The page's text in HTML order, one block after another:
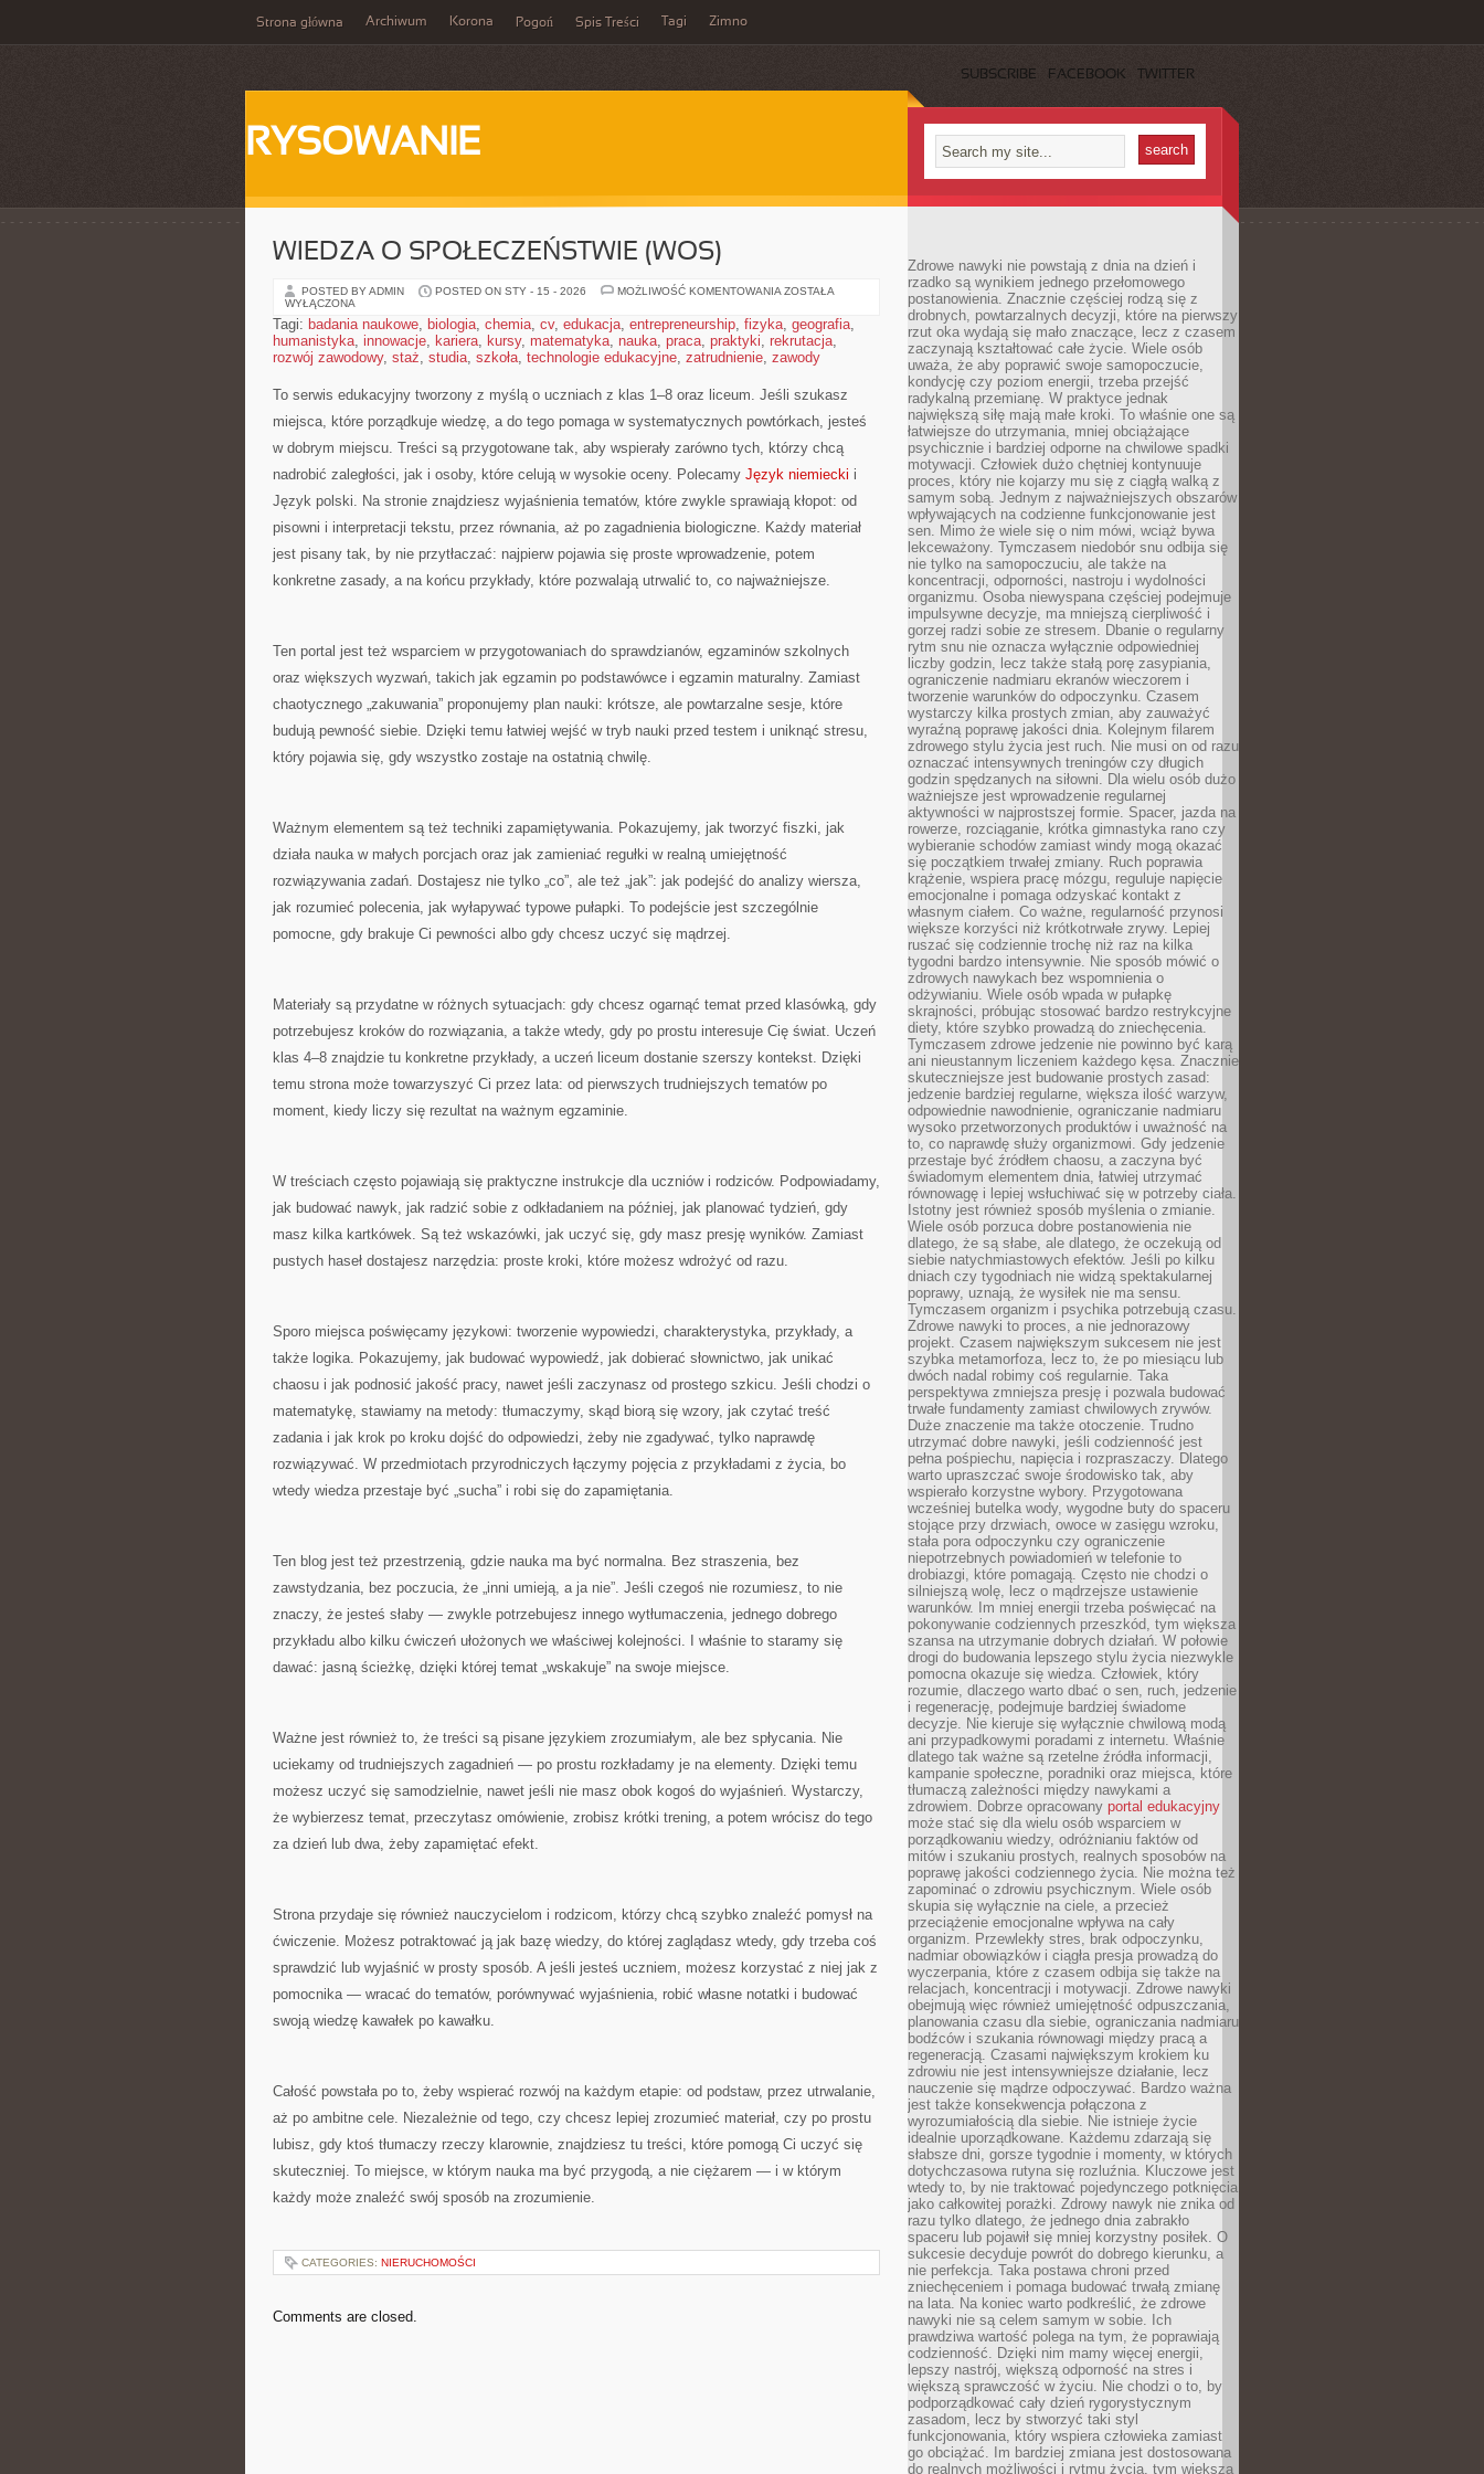
Strona główna Archiwum Korona Pogoń Spis Treści Tagi Zimno
SUBSCRIBE FACEBOOK TWITTER
RYSOWANIE
WIEDZA O SPOŁECZEŃSTWIE (WOS)
POSTED BY ADMIN POSTED ON STY - 15 - 2026 MOŻLIWOŚĆ KOMENTOWANIA WIEDZA
(WOS)
ZOSTAŁA
WYŁĄCZONA
Tagi: badania naukowe, biologia, chemia, cv, edukacja, entrepreneurship, fizyka, geografia,
humanistyka, innowacje, kariera, kursy, matematyka, nauka, praca, praktyki, rekrutacja,
rozwój zawodowy, staż, studia, szkoła, technologie edukacyjne, zatrudnienie, zawody
To serwis edukacyjny tworzony z myślą o uczniach z klas 1–8 oraz liceum. Jeśli szukasz
miejsca, które porządkuje wiedzę, a do tego pomaga w systematycznych powtórkach, jesteś
w dobrym miejscu. Treści są przygotowane tak, aby wspierały zarówno tych, którzy chcą
nadrobić zaległości, jak i osoby, które celują w wysokie oceny. Polecamy Język niemiecki i
Język polski. Na stronie znajdziesz wyjaśnienia tematów, które zwykle sprawiają kłopot: od
pisowni i interpretacji tekstu, przez równania, aż po zagadnienia biologiczne. Każdy materiał
jest pisany tak, by nie przytłaczać: najpierw pojawia się proste wprowadzenie, potem
konkretne zasady, a na końcu przykłady, które pozwalają utrwalić to, co najważniejsze.
Ten portal jest też wsparciem w przygotowaniach do sprawdzianów, egzaminów szkolnych
oraz większych wyzwań, takich jak egzamin po podstawówce i egzamin maturalny. Zamiast
chaotycznego „zakuwania” proponujemy plan nauki: krótsze, ale powtarzalne sesje, które
budują pewność siebie. Dzięki temu łatwiej wejść w tryb nauki przed testem i uniknąć stresu,
który pojawia się, gdy wszystko zostaje na ostatnią chwilę.
Ważnym elementem są też techniki zapamiętywania. Pokazujemy, jak tworzyć fiszki, jak
działa nauka w małych porcjach oraz jak zamieniać regułki w realną umiejętność
rozwiązywania zadań. Dostajesz nie tylko „co”, ale też „jak”: jak podejść do analizy wiersza,
jak rozumieć polecenia, jak wyłapywać typowe pułapki. To podejście jest szczególnie
pomocne, gdy brakuje Ci pewności albo gdy chcesz uczyć się mądrzej.
Materiały są przydatne w różnych sytuacjach: gdy chcesz ogarnąć temat przed klasówką, gdy
potrzebujesz kroków do rozwiązania, a także wtedy, gdy po prostu interesuje Cię świat. Uczeń
klas 4–8 znajdzie tu konkretne przykłady, a uczeń liceum dostanie szerszy kontekst. Dzięki
temu strona może towarzyszyć Ci przez lata: od pierwszych trudniejszych tematów po
moment, kiedy liczy się rezultat na ważnym egzaminie.
W treściach często pojawiają się praktyczne instrukcje dla uczniów i rodziców. Podpowiadamy,
jak budować nawyk, jak radzić sobie z odkładaniem na później, jak planować tydzień, gdy
masz kilka kartkówek. Są też wskazówki, jak uczyć się, gdy masz presję wyników. Zamiast
pustych haseł dostajesz narzędzia: proste kroki, które możesz wdrożyć od razu.
Sporo miejsca poświęcamy językowi: tworzenie wypowiedzi, charakterystyka, przykłady, a
także logika. Pokazujemy, jak budować wypowiedź, jak dobierać słownictwo, jak unikać
chaosu i jak podnosić jakość pracy, nawet jeśli zaczynasz od prostego szkicu. Jeśli chodzi o
matematykę, stawiamy na metody: tłumaczymy, skąd biorą się wzory, jak czytać treść
zadania i jak krok po kroku dojść do odpowiedzi, żeby nie zgadywać, tylko naprawdę
rozwiązywać. W przedmiotach przyrodniczych łączymy pojęcia z przykładami z życia, bo
wtedy wiedza przestaje być „sucha” i robi się do zapamiętania.
Ten blog jest też przestrzenią, gdzie nauka ma być normalna. Bez straszenia, bez
zawstydzania, bez poczucia, że „inni umieją, a ja nie”. Jeśli czegoś nie rozumiesz, to nie
znaczy, że jesteś słaby — zwykle potrzebujesz innego wytłumaczenia, jednego dobrego
przykładu albo kilku ćwiczeń ułożonych we właściwej kolejności. I właśnie to staramy się
dawać: jasną ścieżkę, dzięki której temat „wskakuje” na swoje miejsce.
Ważne jest również to, że treści są pisane językiem zrozumiałym, ale bez spłycania. Nie
uciekamy od trudniejszych zagadnień — po prostu rozkładamy je na elementy. Dzięki temu
możesz uczyć się samodzielnie, nawet jeśli nie masz obok kogoś do wyjaśnień. Wystarczy,
że wybierzesz temat, przeczytasz omówienie, zrobisz krótki trening, a potem wrócisz do tego
za dzień lub dwa, żeby zapamiętać efekt.
Strona przydaje się również nauczycielom i rodzicom, którzy chcą szybko znaleźć pomysł na
ćwiczenie. Możesz potraktować ją jak bazę wiedzy, do której zaglądasz wtedy, gdy trzeba coś
sprawdzić lub wyjaśnić w prosty sposób. A jeśli jesteś uczniem, możesz korzystać z niej jak z
pomocnika — wracać do tematów, porównywać wyjaśnienia, robić własne notatki i budować
swoją wiedzę kawałek po kawałku.
Całość powstała po to, żeby wspierać rozwój na każdym etapie: od podstaw, przez utrwalanie,
aż po ambitne cele. Niezależnie od tego, czy chcesz lepiej zrozumieć materiał, czy po prostu
lubisz, gdy ktoś tłumaczy rzeczy klarownie, znajdziesz tu treści, które pomogą Ci uczyć się
skuteczniej. To miejsce, w którym nauka ma być przygodą, a nie ciężarem — i w którym
każdy może znaleźć swój sposób na zrozumienie.
CATEGORIES: NIERUCHOMOŚCI
Comments are closed.
Zdrowe nawyki nie powstają z dnia na dzień i
rzadko są wynikiem jednego przełomowego
postanowienia. Znacznie częściej rodzą się z
drobnych, powtarzalnych decyzji, które na pierwszy
rzut oka wydają się mało znaczące, lecz z czasem
zaczynają kształtować całe życie. Wiele osób
uważa, że aby poprawić swoje samopoczucie,
kondycję czy poziom energii, trzeba przejść
radykalną przemianę. W praktyce jednak
największą siłę mają małe kroki. To właśnie one są
łatwiejsze do utrzymania, mniej obciążające
psychicznie i bardziej odporne na chwilowe spadki
motywacji. Człowiek dużo chętniej kontynuuje
proces, który nie kojarzy mu się z ciągłą walką z
samym sobą. Jednym z najważniejszych obszarów
wpływających na codzienne funkcjonowanie jest
sen. Mimo że wiele się o nim mówi, wciąż bywa
lekceważony. Tymczasem niedobór snu odbija się
nie tylko na samopoczuciu, ale także na
koncentracji, odporności, nastroju i wydolności
organizmu. Osoba niewyspana częściej podejmuje
impulsywne decyzje, ma mniejszą cierpliwość i
gorzej radzi sobie ze stresem. Dbanie o regularny
rytm snu nie oznacza wyłącznie odpowiedniej
liczby godzin, lecz także stałą porę zasypiania,
ograniczenie nadmiaru ekranów wieczorem i
tworzenie warunków do odpoczynku. Czasem
wystarczy kilka prostych zmian, aby zauważyć
wyraźną poprawę jakości dnia. Kolejnym filarem
zdrowego stylu życia jest ruch. Nie musi on od razu
oznaczać intensywnych treningów czy długich
godzin spędzanych na siłowni. Dla wielu osób dużo
ważniejsze jest wprowadzenie regularnej
aktywności w najprostszej formie. Spacer, jazda na
rowerze, rozciąganie, krótka gimnastyka rano czy
wybieranie schodów zamiast windy mogą okazać
się początkiem trwałej zmiany. Ruch poprawia
krążenie, wspiera pracę mózgu, reguluje napięcie
emocjonalne i pomaga odzyskać kontakt z
własnym ciałem. Co ważne, regularność przynosi
większe korzyści niż krótkotrwałe zrywy. Lepiej
ruszać się codziennie trochę niż raz na kilka
tygodni bardzo intensywnie. Nie sposób mówić o
zdrowych nawykach bez wspomnienia o
odżywianiu. Wiele osób wpada w pułapkę
skrajności, próbując stosować bardzo restrykcyjne
diety, które szybko prowadzą do zniechęcenia.
Tymczasem zdrowe jedzenie nie powinno być karą
ani nieustannym liczeniem każdego kęsa. Znacznie
skuteczniejsze jest budowanie prostych zasad:
jedzenie bardziej regularne, większa ilość warzyw,
odpowiednie nawodnienie, ograniczanie nadmiaru
wysoko przetworzonych produktów i uważność na
to, co naprawdę służy organizmowi. Gdy jedzenie
przestaje być źródłem chaosu, a zaczyna być
świadomym elementem dnia, łatwiej utrzymać
równowagę i lepiej wsłuchiwać się w potrzeby ciała.
Istotny jest również sposób myślenia o zmianie.
Wiele osób porzuca dobre postanowienia nie
dlatego, że są słabe, ale dlatego, że oczekują od
siebie natychmiastowych efektów. Jeśli po kilku
dniach czy tygodniach nie widzą spektakularnej
poprawy, uznają, że wysiłek nie ma sensu.
Tymczasem organizm i psychika potrzebują czasu.
Zdrowe nawyki to proces, a nie jednorazowy
projekt. Czasem największym sukcesem nie jest
szybka metamorfoza, lecz to, że po miesiącu lub
dwóch nadal robimy coś regularnie. Taka
perspektywa zmniejsza presję i pozwala budować
trwałe fundamenty zamiast chwilowych zrywów.
Duże znaczenie ma także otoczenie. Trudno
utrzymać dobre nawyki, jeśli codzienność jest
pełna pośpiechu, napięcia i rozpraszaczy. Dlatego
warto upraszczać swoje środowisko tak, aby
wspierało korzystne wybory. Przygotowana
wcześniej butelka wody, wygodne buty do spaceru
stojące przy drzwiach, owoce w zasięgu wzroku,
stała pora odpoczynku czy ograniczenie
niepotrzebnych powiadomień w telefonie to
drobiazgi, które pomagają. Często nie chodzi o
silniejszą wolę, lecz o mądrzejsze ustawienie
warunków. Im mniej energii trzeba poświęcać na
pokonywanie codziennych przeszkód, tym większa
szansa na utrzymanie dobrych działań. W połowie
drogi do budowania lepszego stylu życia niezwykle
pomocna okazuje się wiedza. Człowiek, który
rozumie, dlaczego warto dbać o sen, ruch, jedzenie
i regenerację, podejmuje bardziej świadome
decyzje. Nie kieruje się wyłącznie chwilową modą
ani przypadkowymi poradami z internetu. Właśnie
dlatego tak ważne są rzetelne źródła informacji,
kampanie społeczne, poradniki oraz miejsca, które
tłumaczą zależności między nawykami a
zdrowiem. Dobrze opracowany portal edukacyjny
może stać się dla wielu osób wsparciem w
porządkowaniu wiedzy, odróżnianiu faktów od
mitów i szukaniu prostych, realnych sposobów na
poprawę jakości codziennego życia. Nie można też
zapominać o zdrowiu psychicznym. Wiele osób
skupia się wyłącznie na ciele, a przecież
przeciążenie emocjonalne wpływa na cały
organizm. Przewlekły stres, brak odpoczynku,
nadmiar obowiązków i ciągła presja prowadzą do
wyczerpania, które z czasem odbija się także na
relacjach, koncentracji i motywacji. Zdrowe nawyki
obejmują więc również umiejętność odpuszczania,
planowania czasu dla siebie, ograniczania nadmiaru
bodźców i szukania równowagi między pracą a
regeneracją. Czasami największym krokiem ku
zdrowiu nie jest intensywniejsze działanie, lecz
nauczenie się mądrze odpoczywać. Bardzo ważna
jest także konsekwencja połączona z
wyrozumiałością dla siebie. Nie istnieje życie
idealnie uporządkowane. Każdemu zdarzają się
słabsze dni, gorsze tygodnie i momenty, w których
dotychczasowa rutyna się rozluźnia. Kluczowe jest
wtedy to, by nie traktować pojedynczego potknięcia
jako całkowitej porażki. Zdrowy nawyk nie znika od
razu tylko dlatego, że jednego dnia zabrakło
spaceru lub pojawił się mniej korzystny posiłek. O
sukcesie decyduje powrót do dobrego kierunku, a
nie perfekcja. Taka postawa chroni przed
zniechęceniem i pomaga budować trwałą zmianę
na lata. Na koniec warto podkreślić, że zdrowe
nawyki nie są celem samym w sobie. Ich
prawdziwa wartość polega na tym, że poprawiają
codzienność. Dzięki nim mamy więcej energii,
lepszy nastrój, większą odporność na stres i
większą sprawczość w życiu. Nie chodzi o to, by
podporządkować cały dzień rygorystycznym
zasadom, lecz by stworzyć taki styl
funkcjonowania, który wspiera człowieka zamiast
go obciążać. Im bardziej zmiana jest dostosowana
do realnych możliwości i rytmu życia, tym większa